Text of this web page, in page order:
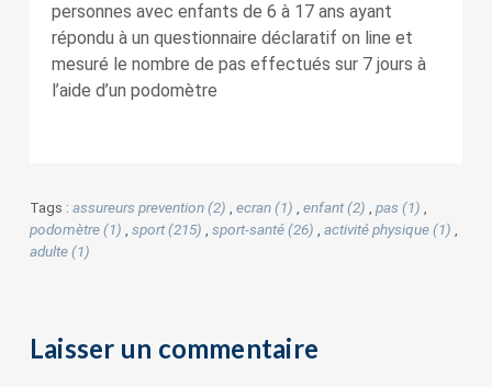
personnes avec enfants de 6 à 17 ans ayant
répondu à un questionnaire déclaratif on line et
mesuré le nombre de pas effectués sur 7 jours à
l’aide d’un podomètre
Tags : assureurs prevention (2) ecran (1) enfant (2) pas (1)
podomètre (1)
sport (215) sport-santé (26) activité physique (1)
adulte (1)
Laisser un commentaire